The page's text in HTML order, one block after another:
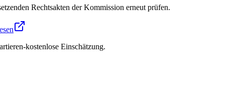
Rechtsakten der Kommission erneut prüfen.
kostenlose Einschätzung.